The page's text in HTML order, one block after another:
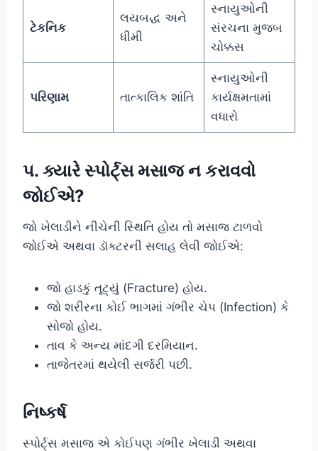
ટેકનિક
લયબદ્ધ અને
ધીમી
સ્નાયુઓની
સંરચના મુજબ
ચોક્કસ
પરિણામ તાત્કાલિક શાંતિ
સ્નાયુઓની
કાર્યક્ષમતામાં
વધારો
૫. ક્યારે સ્પોર્ટ્સ મસાજ ન કરાવવો
જોઈએ?
જો ખેલાડીને નીચેની સ્થિતિ હોય તો મસાજ ટાળવો
જોઈએ અથવા ડૉક્ટરની સલાહ લેવી જોઈએ:
જો હાડકું તૂટ્યું (Fracture) હોય.
જો શરીરના કોઈ ભાગમાં ગંભીર ચેપ (Infection) કે
સોજો હોય.
તાવ કે અન્ય માંદગી દરમિયાન.
તાજેતરમાં થયેલી સર્જરી પછી.
નિષ્કર્ષ
સ્પોર્ટ્સ મસાજ એ કોઈપણ ગંભીર ખેલાડી અથવા